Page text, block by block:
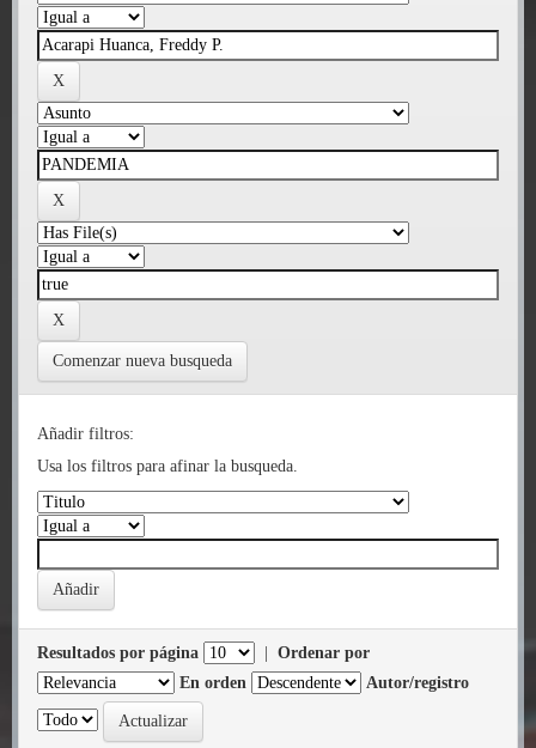
Comenzar nueva busqueda
Añadir filtros:
Usa los filtros para afinar la busqueda.
Resultados por página
Ordenar por
En orden
Autor/registro